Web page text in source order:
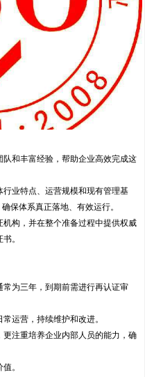
和丰富经验，帮助企业高效完成这
业特点、运营规模和现有管理基
保体系真正落地、有效运行。
构，并在整个准备过程中提供权威
。
为三年，到期前需进行再认证审
运营，持续维护和改进。
注重培养企业内部人员的能力，确
。